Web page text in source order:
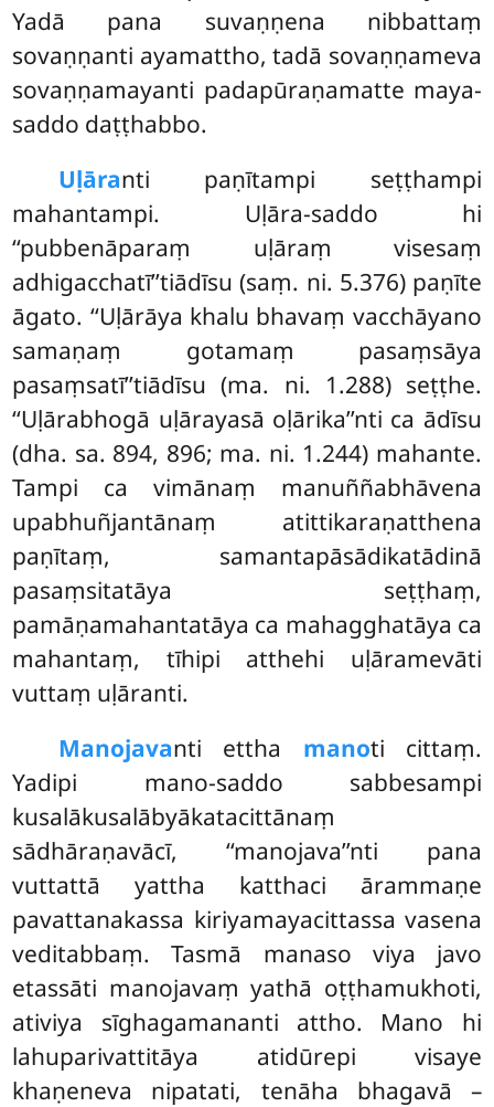
Yadā pana suvaṇṇena nibbattaṃ
sovaṇṇanti ayamattho, tadā sovaṇṇameva
sovaṇṇamayanti padapūraṇamatte maya-
saddo daṭṭhabbo.
Uḷāranti paṇītampi seṭṭhampi
mahantampi. Uḷāra-saddo hi
‘‘pubbenāparaṃ uḷāraṃ visesaṃ
adhigacchatī’’tiādīsu (saṃ. ni. 5.376) paṇīte
āgato. ‘‘Uḷārāya khalu bhavaṃ vacchāyano
samaṇaṃ gotamaṃ pasaṃsāya
pasaṃsatī’’tiādīsu (ma. ni. 1.288) seṭṭhe.
‘‘Uḷārabhogā uḷārayasā oḷārika’’nti ca ādīsu
(dha. sa. 894, 896; ma. ni. 1.244) mahante.
Tampi ca vimānaṃ manuññabhāvena
upabhuñjantānaṃ atittikaraṇatthena
paṇītaṃ, samantapāsādikatādinā
pasaṃsitatāya seṭṭhaṃ,
pamāṇamahantatāya ca mahagghatāya ca
mahantaṃ, tīhipi atthehi uḷāramevāti
vuttaṃ uḷāranti.
Manojavanti ettha manoti cittaṃ.
Yadipi mano-saddo sabbesampi
kusalākusalābyākatacittānaṃ
sādhāraṇavācī, ‘‘manojava’’nti pana
vuttattā yattha katthaci ārammaṇe
pavattanakassa kiriyamayacittassa vasena
veditabbaṃ. Tasmā manaso viya javo
etassāti manojavaṃ yathā oṭṭhamukhoti,
ativiya sīghagamananti attho. Mano hi
lahuparivattitāya atidūrepi visaye
khaṇeneva nipatati, tenāha bhagavā –